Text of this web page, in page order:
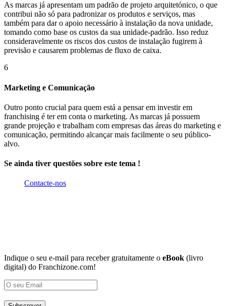
As marcas já apresentam um padrão de projeto arquitetónico, o que
contribui não só para padronizar os produtos e serviços, mas
também para dar o apoio necessário à instalação da nova unidade,
tomando como base os custos da sua unidade-padrão. Isso reduz
consideravelmente os riscos dos custos de instalação fugirem à
previsão e causarem problemas de fluxo de caixa.
6
Marketing e Comunicação
Outro ponto crucial para quem está a pensar em investir em
franchising é ter em conta o marketing. As marcas já possuem
grande projeção e trabalham com empresas das áreas do marketing e
comunicação, permitindo alcançar mais facilmente o seu público-
alvo.
Se ainda tiver questões sobre este tema !
Contacte-nos
Indique o seu e-mail para receber gratuitamente o eBook (livro
digital) do Franchizone.com!